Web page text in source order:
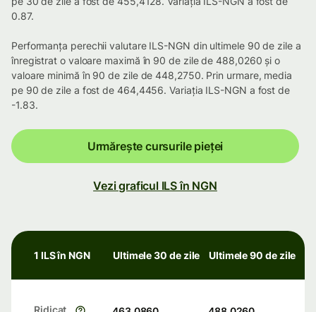
0.87.
Performanța perechii valutare ILS-NGN din ultimele 90 de zile a
înregistrat o valoare maximă în 90 de zile de 488,0260 și o
valoare minimă în 90 de zile de 448,2750. Prin urmare, media
pe 90 de zile a fost de 464,4456. Variația ILS-NGN a fost de
-1.83.
Urmărește cursurile pieței
Vezi graficul ILS în NGN
1 ILS în NGN Ultimele 30 de zile Ultimele 90 de zile